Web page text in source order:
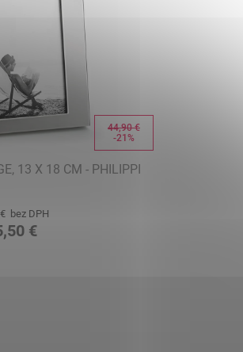
44,90 €
-21%
13 X 18 CM - PHILIPPI
bez DPH
€